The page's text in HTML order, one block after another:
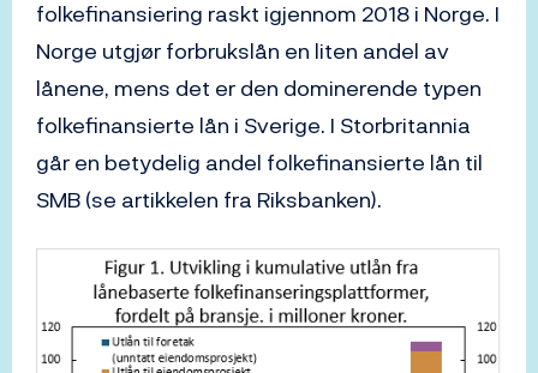
folkefinansiering raskt igjennom 2018 i Norge. I
Norge utgjør forbrukslån en liten andel av
lånene, mens det er den dominerende typen
folkefinansierte lån i Sverige. I Storbritannia
går en betydelig andel folkefinansierte lån til
SMB (se artikkelen fra Riksbanken).